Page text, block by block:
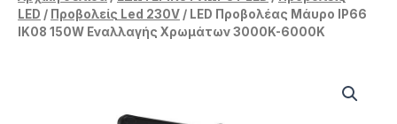
LED / Προβολείς Led 230V/ LED Προβολέας Μάυρο IP66
IK08 150W Εναλλαγής Χρωμάτων 3000K-6000K